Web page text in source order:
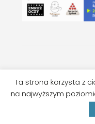
Ta strona korzysta z
na najwyższym